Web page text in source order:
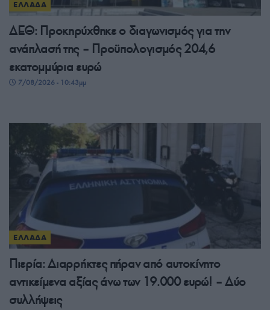
ΕΛΛΑΔΑ
ΔΕΘ: Προκηρύχθηκε ο διαγωνισμός για την
ανάπλασή της – Προϋπολογισμός 204,6
εκατομμύρια ευρώ
7/08/2026 - 10:43μμ
ΕΛΛΑΔΑ
Πιερία: Διαρρήκτες πήραν από αυτοκίνητο
αντικείμενα αξίας άνω των 19.000 ευρώ! – Δύο
συλλήψεις